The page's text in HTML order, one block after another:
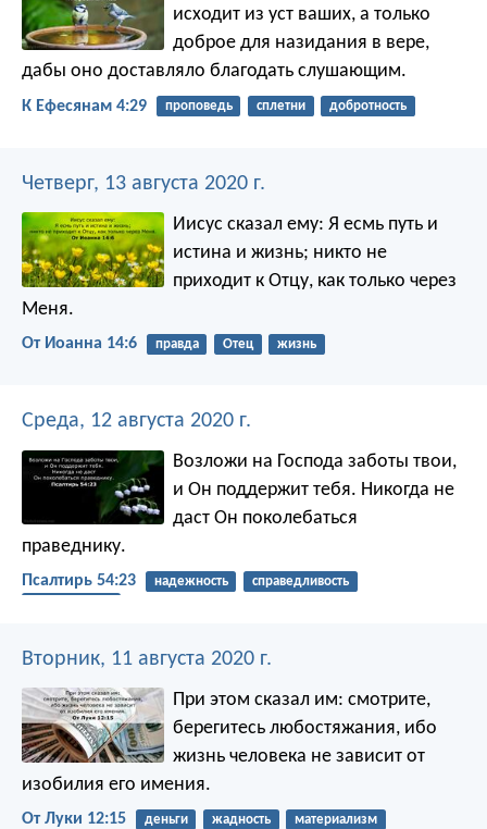
исходит из уст ваших, а только
доброе для назидания в вере,
дабы оно доставляло благодать слушающим.
К Ефесянам 4:29 проповедь сплетни добротность
Четверг, 13 августа 2020 г.
Иисус сказал ему: Я есмь путь и
истина и жизнь; никто не
приходит к Отцу, как только через
Меня.
От Иоанна 14:6 правда Отец жизнь
Среда, 12 августа 2020 г.
Возложи на Господа заботы твои,
и Он поддержит тебя. Никогда не
даст Он поколебаться
праведнику.
Псалтирь 54:23 надежность
справедливость
Вторник, 11 августа 2020 г.
При этом сказал им: смотрите,
берегитесь любостяжания, ибо
жизнь человека не зависит от
изобилия его имения.
От Луки 12:15 деньги жадность материализм